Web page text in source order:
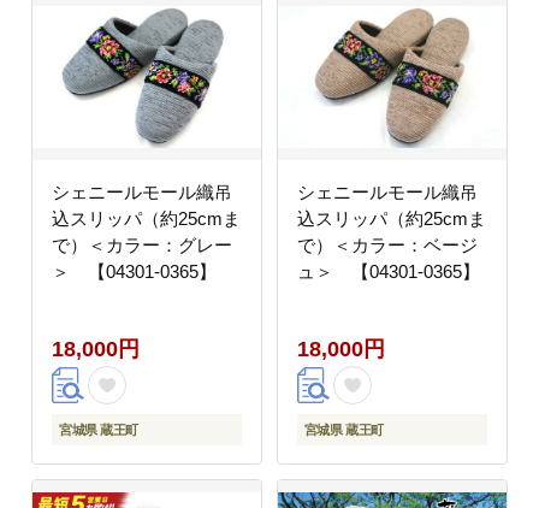
シェニールモール織吊
込スリッパ（約25cmま
で）＜カラー：グレー
＞ 【04301-0365】
18,000円
宮城県 蔵王町
シェニールモール織吊
込スリッパ（約25cmま
で）＜カラー：ベージ
ュ＞ 【04301-0365】
18,000円
宮城県 蔵王町